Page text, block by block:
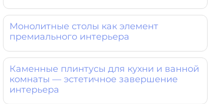
Монолитные столы как элемент
премиального интерьера
Каменные плинтусы для кухни и ванной
комнаты — эстетичное завершение
интерьера